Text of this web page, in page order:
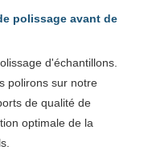
polissage avant de
d'échantillons.
polirons sur notre
de qualité de
optimale de la